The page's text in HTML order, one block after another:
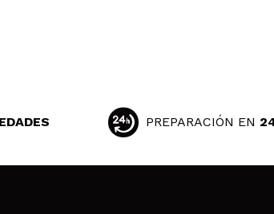
PREPARACIÓN EN